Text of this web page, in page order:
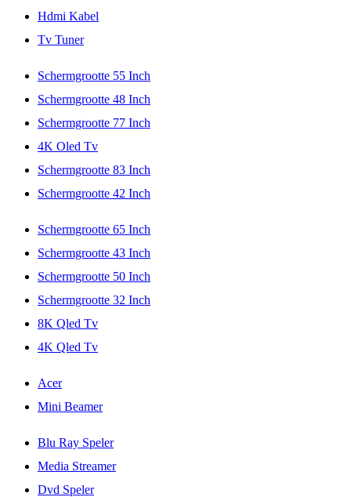
Hdmi Kabel
Tv Tuner
Schermgrootte 55 Inch
Schermgrootte 48 Inch
Schermgrootte 77 Inch
4K Oled Tv
Schermgrootte 83 Inch
Schermgrootte 42 Inch
Schermgrootte 65 Inch
Schermgrootte 43 Inch
Schermgrootte 50 Inch
Schermgrootte 32 Inch
8K Qled Tv
4K Qled Tv
Acer
Mini Beamer
Blu Ray Speler
Media Streamer
Dvd Speler